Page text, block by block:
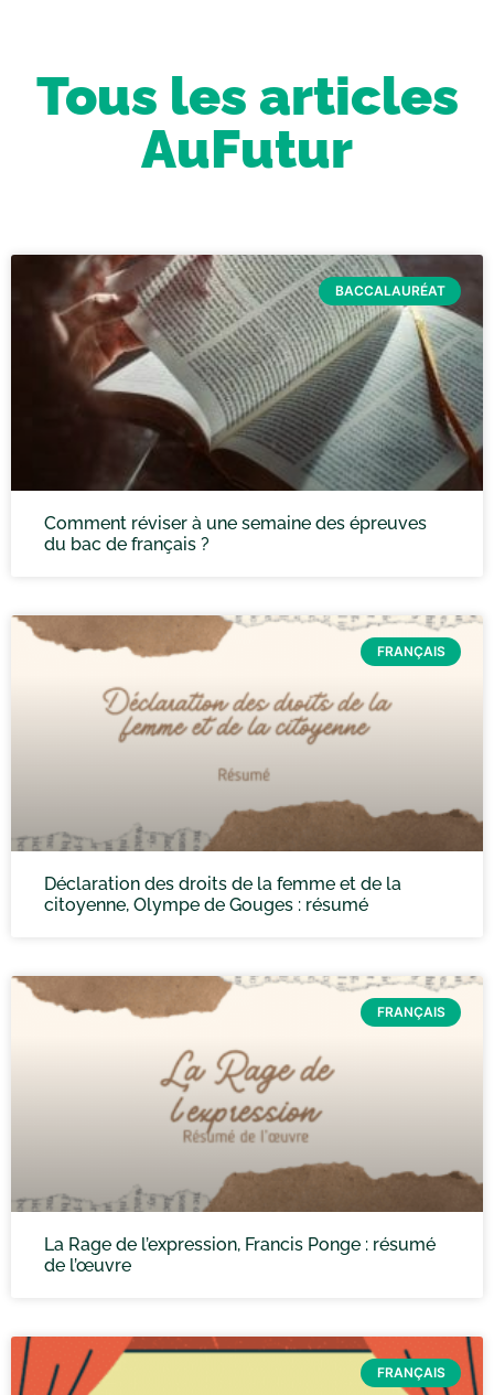
Tous les articles
AuFutur
BACCALAURÉAT
Comment réviser à une semaine des épreuves
du bac de français ?
FRANÇAIS
Déclaration des droits de la femme et de la
citoyenne, Olympe de Gouges : résumé
FRANÇAIS
La Rage de l’expression, Francis Ponge : résumé
de l’œuvre
FRANÇAIS